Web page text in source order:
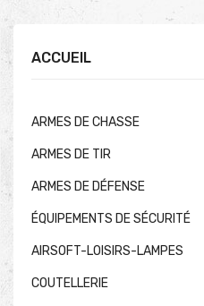
ACCUEIL
ARMES DE CHASSE
ARMES DE TIR
ARMES DE DÉFENSE
ÉQUIPEMENTS DE SÉCURITÉ
AIRSOFT-LOISIRS-LAMPES
COUTELLERIE